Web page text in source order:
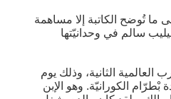
ما تُوضح الكاتبة إلا مساهمة
سالم في وحدانيّتها
الثانية، وذلك يوم
1941 في بلدة بْطرّام الكورانيّة. وهو الإبن